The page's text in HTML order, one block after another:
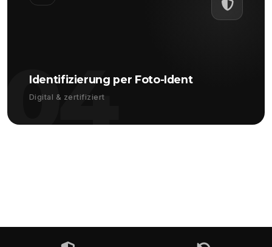
04
Identifizierung per Foto-Ident
Digital & zertifiziert